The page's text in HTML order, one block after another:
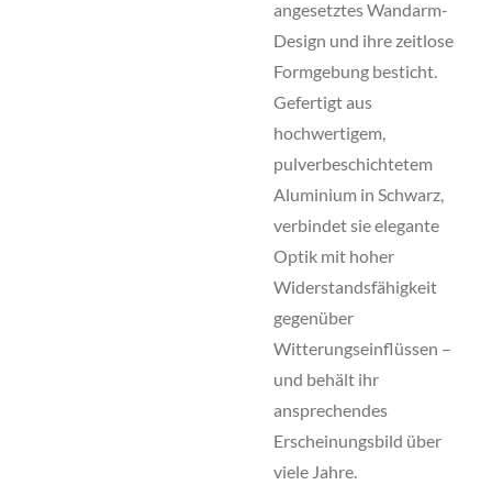
angesetztes Wandarm-
Design und ihre zeitlose
Formgebung besticht.
Gefertigt aus
hochwertigem,
pulverbeschichtetem
Aluminium in Schwarz,
verbindet sie elegante
Optik mit hoher
Widerstandsfähigkeit
gegenüber
Witterungseinflüssen –
und behält ihr
ansprechendes
Erscheinungsbild über
viele Jahre.